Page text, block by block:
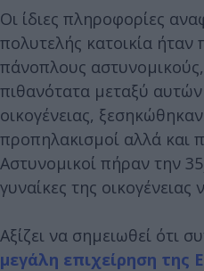
Οι ίδιες πληροφορίες
πολυτελής κατοικία
πάνοπλους αστυνομικούς,
πιθανότατα μεταξύ αυτών
οικογένειας,
προπηλακισμοί αλλά και
Αστυνομικοί πήραν την
γυναίκες της οικογένειας
Αξίζει να σημειωθεί ότι
μεγάλη επιχείρηση της